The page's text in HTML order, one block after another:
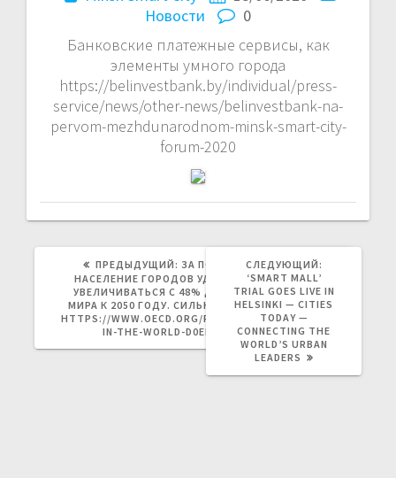
Новости
0
Банковские платежные сервисы, как
элементы умного города
https://belinvestbank.by/individual/press-
service/news/other-news/belinvestbank-na-
pervom-mezhdunarodnom-minsk-smart-city-
forum-2020
ПРЕДЫДУЩИЙ: ПРЕДЫДУЩАЯ
ЗАПИСЬ:
ЗА ПОСЛЕДНИЕ 40 ЛЕТ
НАСЕЛЕНИЕ ГОРОДОВ УДВОИЛОСЬ И БУДЕТ
УВЕЛИЧИВАТЬСЯ С 48% ДО 55% НАСЕЛЕНИЯ
МИРА К 2050 ГОДУ. СИЛЬНЕЙШИЙ ДОКУМЕНТ!
HTTPS://WWW.OECD.ORG/PUBLICATIONS/CITIES-
IN-THE-WORLD-D0EFCBDA-EN.HTM
СЛЕДУЮЩИЙ:
СЛЕДУЮЩАЯ
ЗАПИСЬ:
‘SMART MALL’
TRIAL GOES LIVE IN
HELSINKI — CITIES
TODAY —
CONNECTING THE
WORLD’S URBAN
LEADERS